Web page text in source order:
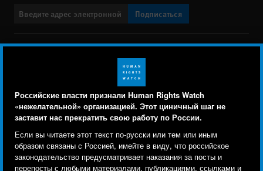
Российские власти признали Human Rights Watch
«нежелательной» организацией. Этот циничный шаг не
заставит нас прекратить свою работу по России.
Если вы читаете этот текст по-русски или тем или иным
образом связаны с Россией, имейте в виду, что российское
законодательство предусматривает наказания за посты и
перепосты с любыми материалами, публикациями, ссылками и
Подписаться
Свяжитесь с нами
menu
Заявление о политике конфиденциальности
Карта сайта
Text Version
© 2026 Human Rights Watch
Human Rights Watch| 350 Fifth Avenue, 34th Floor | New York,NY
Human Rights Watch cookie preferences
Мы используем файлы cookie, технологии
отслеживания и сторонние аналитические
инструменты, чтобы лучше понять, кто посещает